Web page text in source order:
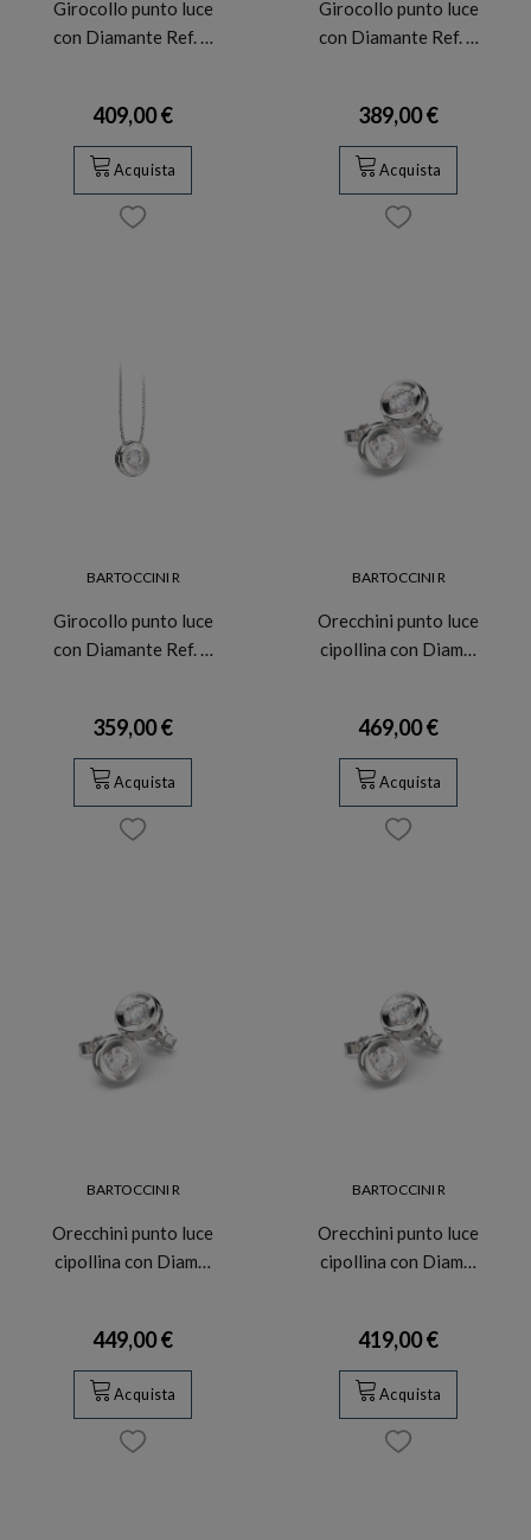
Girocollo punto luce
con Diamante Ref. …
409,00 €
Acquista
Girocollo punto luce
con Diamante Ref. …
389,00 €
Acquista
BARTOCCINI R
Girocollo punto luce
con Diamante Ref. …
359,00 €
Acquista
BARTOCCINI R
Orecchini punto luce
cipollina con Diam…
469,00 €
Acquista
BARTOCCINI R
Orecchini punto luce
cipollina con Diam…
449,00 €
Acquista
BARTOCCINI R
Orecchini punto luce
cipollina con Diam…
419,00 €
Acquista